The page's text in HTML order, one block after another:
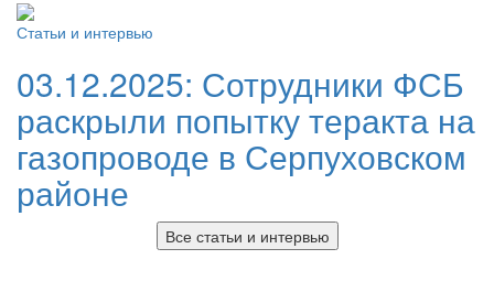
Статьи и интервью
03.12.2025: Сотрудники ФСБ
раскрыли попытку теракта на
газопроводе в Серпуховском
районе
Все статьи и интервью